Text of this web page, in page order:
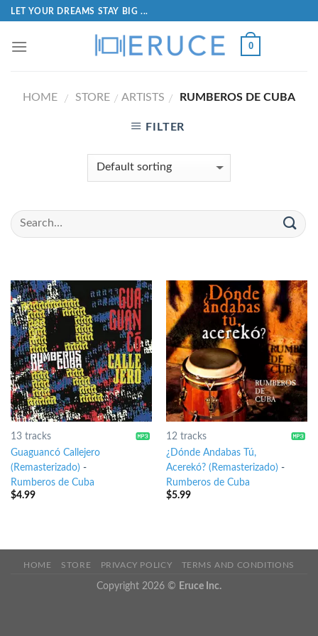
LET YOUR DREAMS STAY BIG ...
0
HOME / STORE / ARTISTS / RUMBEROS DE CUBA
FILTER
13 tracks
Guaguancó Callejero
(Remasterizado) -
Rumberos de Cuba
$4.99
12 tracks
¿Dónde Andabas Tú,
Acerekó? (Remasterizado) -
Rumberos de Cuba
$5.99
HOME STORE PRIVACY POLICY TERMS AND CONDITIONS
Copyright 2026 © Eruce Inc.